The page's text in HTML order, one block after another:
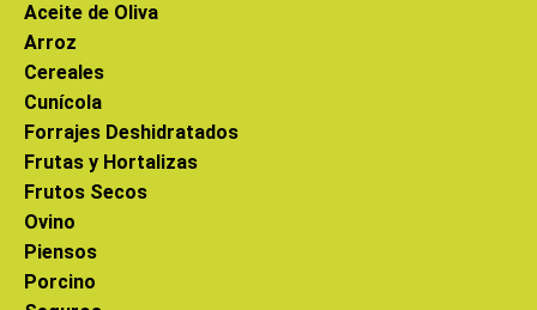
Aceite de Oliva
Arroz
Cereales
Cunícola
Forrajes Deshidratados
Frutas y Hortalizas
Frutos Secos
Ovino
Piensos
Porcino